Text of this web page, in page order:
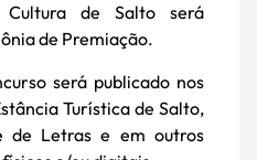
de Salto será
de Premiação.
será publicado nos
Turística de Salto,
de Letras e em outros